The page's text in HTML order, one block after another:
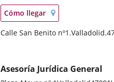
Localización
en
mapa
Cómo llegar Enlace
a
una
Dirección
Calle San Benito nº1.Valladolid.
Asesoría Jurídica General